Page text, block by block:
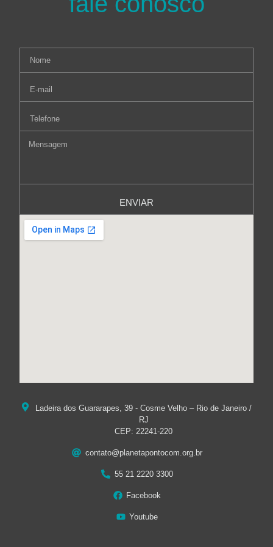
ENVIAR
Ladeira dos Guararapes, 39 - Cosme Velho – Rio de Janeiro /
RJ
CEP: 22241-220
contato@planetapontocom.org.br
55 21 2220 3300
Facebook
Youtube